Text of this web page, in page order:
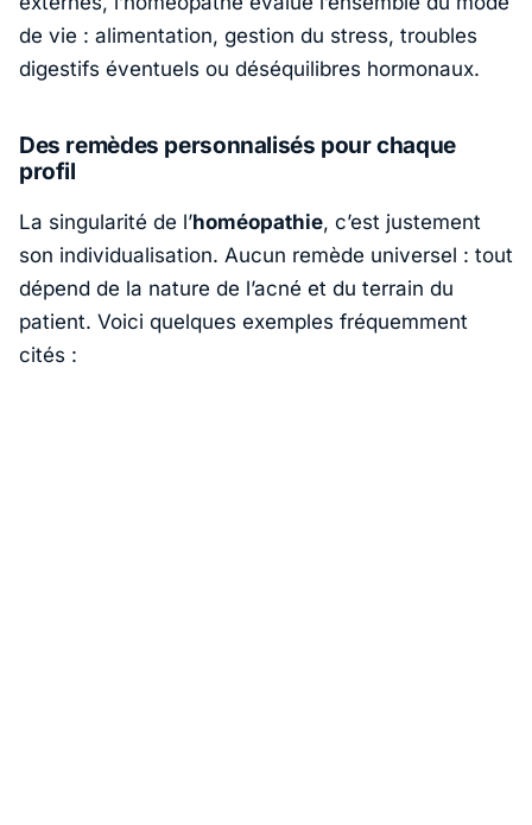
de vie : alimentation, gestion du stress, troubles
digestifs éventuels ou déséquilibres hormonaux.
Des remèdes personnalisés pour chaque
profil
La singularité de l’homéopathie, c’est justement
son individualisation. Aucun remède universel : tout
dépend de la nature de l’acné et du terrain du
patient. Voici quelques exemples fréquemment
cités :